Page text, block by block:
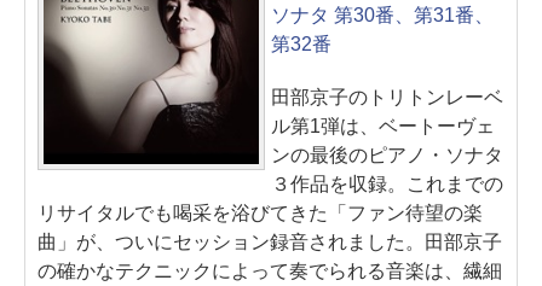
ソナタ 第30番、第31番、
第32番
田部京子のトリトンレーベ
ル第1弾は、ベートーヴェ
ンの最後のピアノ・ソナタ
３作品を収録。これまでの
リサイタルでも喝采を浴びてきた「ファン待望の楽
曲」が、ついにセッション録音されました。田部京子
の確かなテクニックによって奏でられる音楽は、繊細